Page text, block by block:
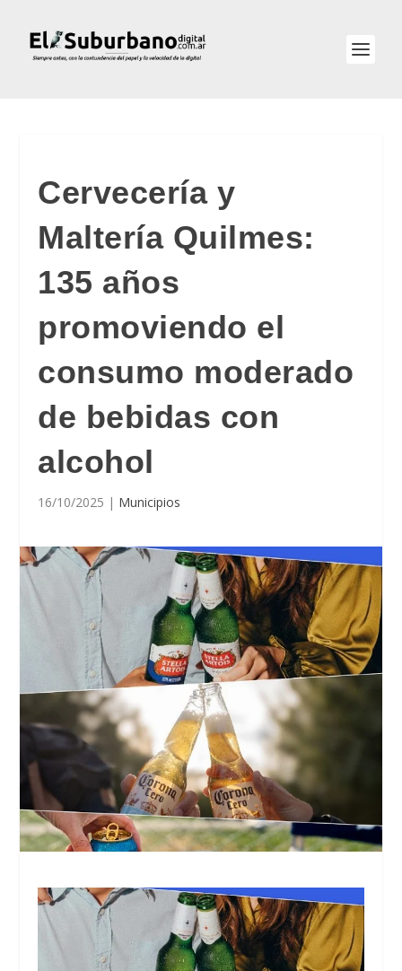
Cervecería y
Maltería Quilmes:
135 años
promoviendo el
consumo moderado
de bebidas con
alcohol
16/10/2025 | Municipios